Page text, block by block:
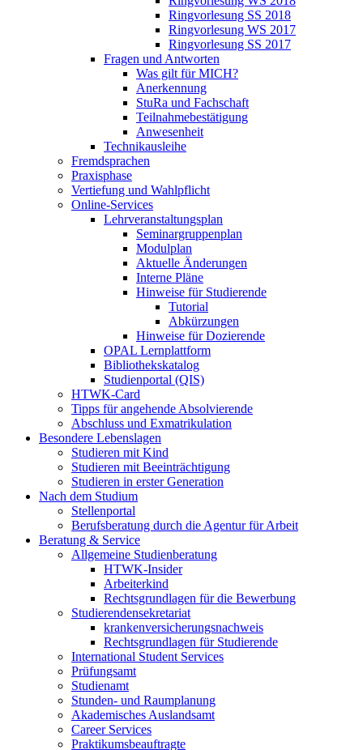
Ringvorlesung SS 2018
Ringvorlesung WS 2017
Ringvorlesung SS 2017
Fragen und Antworten
Was gilt für MICH?
Anerkennung
StuRa und Fachschaft
Teilnahmebestätigung
Anwesenheit
Technikausleihe
Fremdsprachen
Praxisphase
Vertiefung und Wahlpflicht
Online-Services
Lehrveranstaltungsplan
Seminargruppenplan
Modulplan
Aktuelle Änderungen
Interne Pläne
Hinweise für Studierende
Tutorial
Abkürzungen
Hinweise für Dozierende
OPAL Lernplattform
Bibliothekskatalog
Studienportal (QIS)
HTWK-Card
Tipps für angehende Absolvierende
Abschluss und Exmatrikulation
Besondere Lebenslagen
Studieren mit Kind
Studieren mit Beeinträchtigung
Studieren in erster Generation
Nach dem Studium
Stellenportal
Berufsberatung durch die Agentur für Arbeit
Beratung & Service
Allgemeine Studienberatung
HTWK-Insider
Arbeiterkind
Rechtsgrundlagen für die Bewerbung
Studierendensekretariat
krankenversicherungsnachweis
Rechtsgrundlagen für Studierende
International Student Services
Prüfungsamt
Studienamt
Stunden- und Raumplanung
Akademisches Auslandsamt
Career Services
Praktikumsbeauftragte